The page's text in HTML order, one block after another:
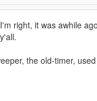
right, it was awhile
the old-timer,